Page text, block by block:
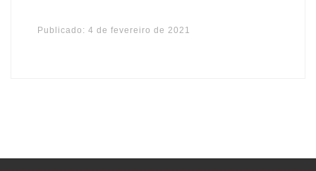
Publicado: 4 de fevereiro de 2021